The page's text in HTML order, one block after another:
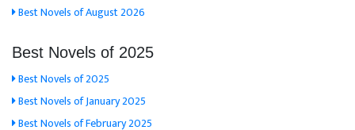
Best Novels of August 2026
Best Novels of 2025
Best Novels of 2025
Best Novels of January 2025
Best Novels of February 2025